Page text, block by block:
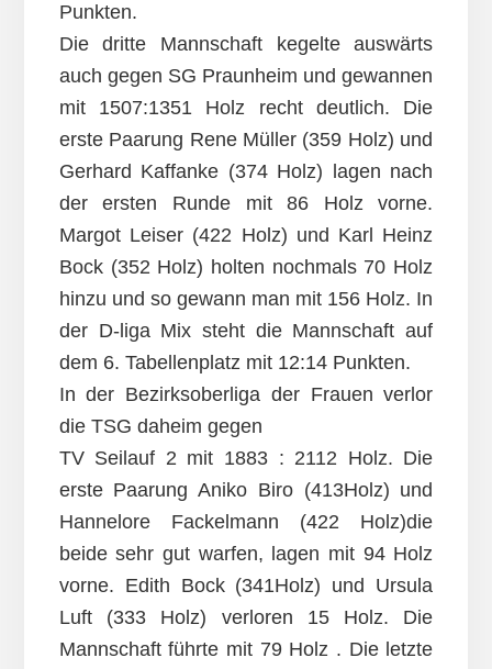
Punkten.
Die dritte Mannschaft kegelte auswärts
auch gegen SG Praunheim und gewannen
mit 1507:1351 Holz recht deutlich. Die
erste Paarung Rene Müller (359 Holz) und
Gerhard Kaffanke (374 Holz) lagen nach
der ersten Runde mit 86 Holz vorne.
Margot Leiser (422 Holz) und Karl Heinz
Bock (352 Holz) holten nochmals 70 Holz
hinzu und so gewann man mit 156 Holz. In
der D-liga Mix steht die Mannschaft auf
dem 6. Tabellenplatz mit 12:14 Punkten.
In der Bezirksoberliga der Frauen verlor
die TSG daheim gegen
TV Seilauf 2 mit 1883 : 2112 Holz. Die
erste Paarung Aniko Biro (413Holz) und
Hannelore Fackelmann (422 Holz)die
beide sehr gut warfen, lagen mit 94 Holz
vorne. Edith Bock (341Holz) und Ursula
Luft (333 Holz) verloren 15 Holz. Die
Mannschaft führte mit 79 Holz . Die letzte